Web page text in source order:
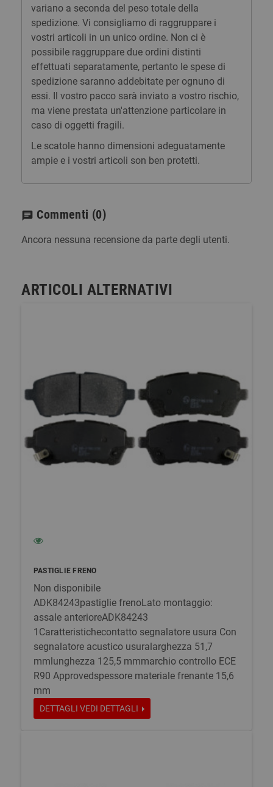
variano a seconda del peso totale della
spedizione. Vi consigliamo di raggruppare i
vostri articoli in un unico ordine. Non ci è
possibile raggruppare due ordini distinti
effettuati separatamente, pertanto le spese di
spedizione saranno addebitate per ognuno di
essi. Il vostro pacco sarà inviato a vostro rischio,
ma viene prestata un'attenzione particolare in
caso di oggetti fragili.
Le scatole hanno dimensioni adeguatamente
ampie e i vostri articoli son ben protetti.
chat Commenti (0)
Ancora nessuna recensione da parte degli utenti.
ARTICOLI ALTERNATIVI
PASTIGLIE FRENO
Non disponibile
ADK84243pastiglie frenoLato montaggio:
assale anterioreADK84243
1Caratteristichecontatto segnalatore usura Con
segnalatore acustico usuralarghezza 51,7
mmlunghezza 125,5 mmmarchio controllo ECE
R90 Approvedspessore materiale frenante 15,6
mm
DETTAGLI VEDI DETTAGLI